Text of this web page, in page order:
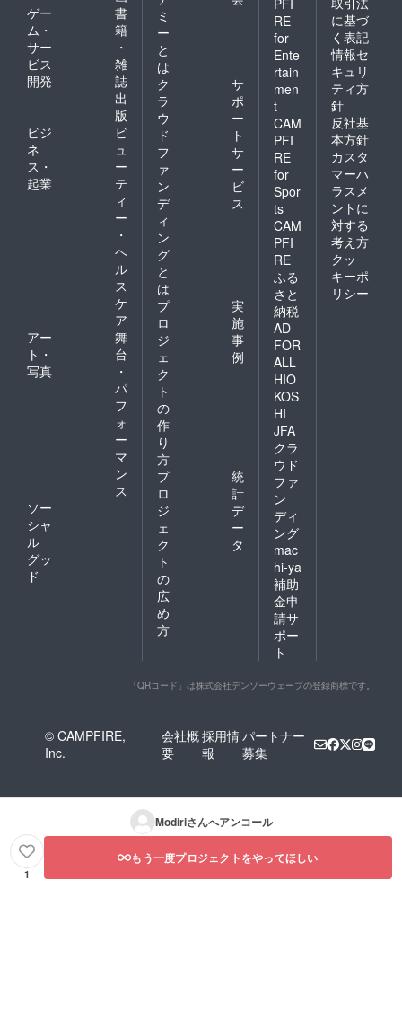
ゲー
ム・
サー
ビス
開発
書
籍
・
雑
誌
出
版
ビジ
ネ
ス・
起業
ビ
ュ
ー
テ
ィ
ー
・
ヘ
ル
ス
ケ
ア
アー
ト・
写真
舞
台
・
パ
フ
ォ
ー
マ
ン
ス
ソー
シャ
ル
グッ
ド
ミ
ー
と
は
ク
ラ
ウ
ド
フ
ァ
ン
デ
ィ
ン
グ
と
は
サ
ポ
ー
ト
サ
ー
ビ
ス
プ
ロ
ジ
ェ
ク
ト
の
作
り
方
実
施
事
例
プ
ロ
ジ
ェ
ク
ト
の
広
め
方
統
計
デ
ー
タ
PFI
RE
for
Ente
rtain
men
t
CAM
PFI
RE
for
Spor
ts
CAM
PFI
RE
ふる
さと
納税
AD
FOR
ALL
HIO
KOS
HI
JFA
クラ
ウド
ファ
ン
ディ
ング
mac
hi-ya
補助
金申
請サ
ポー
ト
に基づ
く表記
情報セ
キュリ
ティ方
針
反社基
本方針
カスタ
マーハ
ラスメ
ントに
対する
考え方
クッ
キーポ
リシー
「QRコード」は株式会社デンソーウェーブの登録商標です。
© CAMPFIRE,
Inc.
会社概
要
採用情
報
パートナー
募集
Modiriさんへアンコール
1
もう一度プロジェクトをやってほしい